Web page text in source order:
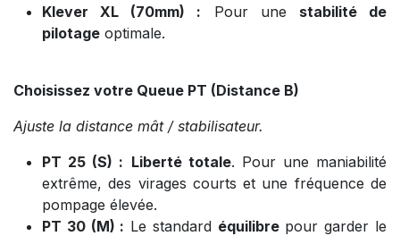
Klever XL (70mm) : Pour une stabilité de
pilotage optimale.
Choisissez votre Queue PT (Distance B)
Ajuste la distance mât / stabilisateur.
PT 25 (S) : Liberté totale. Pour une maniabilité
extrême, des virages courts et une fréquence de
pompage élevée.
PT 30 (M) : Le standard équilibrepour garder le